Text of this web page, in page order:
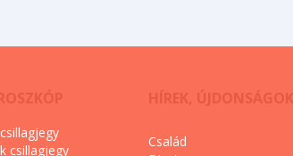
csillagjegy
HÍREK, ÚJDONSÁGOK
Család